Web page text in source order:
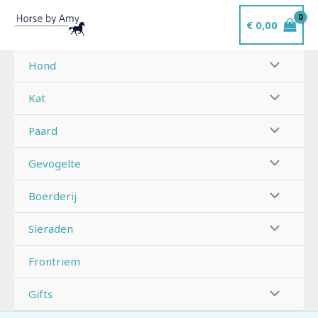
naar
inhoud
€0,00
Hond
Kat
Paard
Gevogelte
Boerderij
Sieraden
Frontriem
Gifts